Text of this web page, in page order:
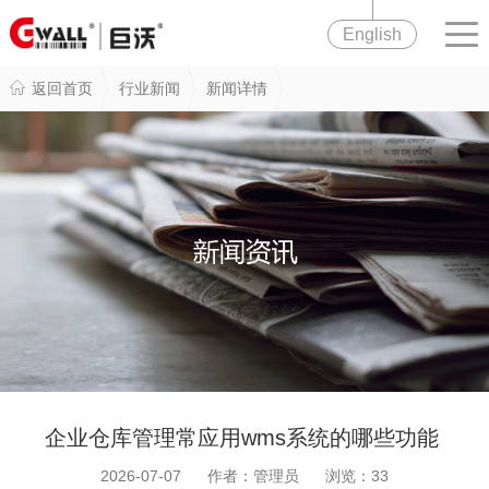
English
返回首页 行业新闻 新闻详情
企业仓库管理常应用wms系统的哪些功能
2026-07-07 作者：管理员 浏览： 33